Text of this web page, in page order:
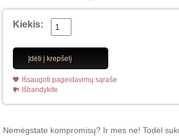
Kiekis:
Įdėti į krepšelį
Išsaugoti pageidavimų sąraše
Išbandykite
Nemėgstate kompromisų? Ir mes ne! Todėl